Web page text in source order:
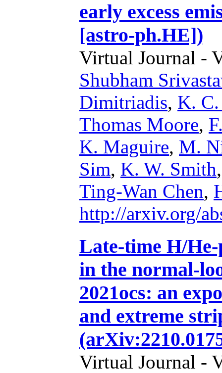
early excess
[astro-ph.HE])
Virtual Journal -
Shubham
Dimitriadis, K. C.
Thomas Moore,
K. Maguire, M.
Sim, K. W. Smith
Ting-Wan Chen,
http://arxiv.org/
Late-time H/
in the normal-
2021ocs: an
and extreme
Virtual Journal -